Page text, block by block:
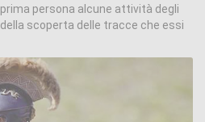
persona alcune attività degli
scoperta delle tracce che essi